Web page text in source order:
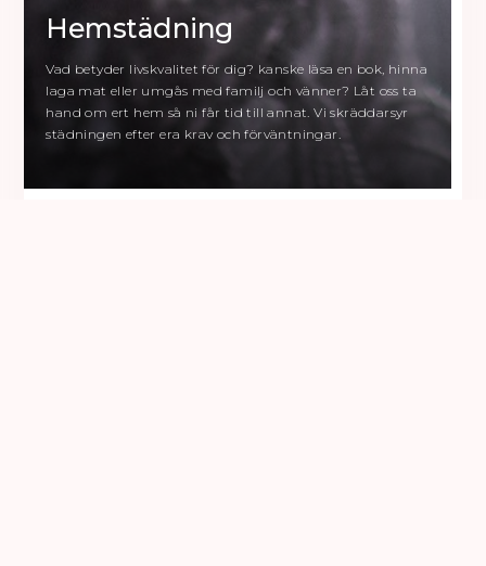
Hemstädning
Vad betyder livskvalitet för dig? kanske läsa en bok, hinna
laga mat eller umgås med familj och vänner? Låt oss ta
hand om ert hem så ni får tid till annat. Vi skräddarsyr
städningen efter era krav och förväntningar.